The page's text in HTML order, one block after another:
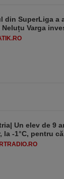
din SuperLiga a
Neluțu Varga
Un elev de 9
la -1°C, pentru